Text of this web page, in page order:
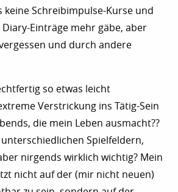
keine Schreibimpulse-Kurse und
Einträge mehr gäbe, aber
und durch andere
so etwas leicht
Verstrickung ins Tätig-Sein
die mein Leben ausmacht??
Spielfeldern,
nirgends wirklich wichtig? Mein
nicht auf der (mir nicht neuen)